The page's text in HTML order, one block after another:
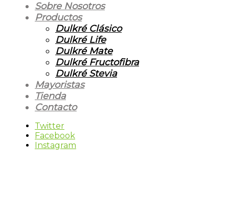
Sobre Nosotros
Productos
Dulkré Clásico
Dulkré Life
Dulkré Mate
Dulkré Fructofibra
Dulkré Stevia
Mayoristas
Tienda
Contacto
Twitter
Facebook
Instagram